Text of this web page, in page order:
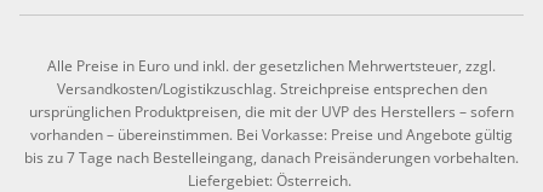
Alle Preise in Euro und inkl. der gesetzlichen Mehrwertsteuer, zzgl.
Versandkosten/Logistikzuschlag. Streichpreise entsprechen den
ursprünglichen Produktpreisen, die mit der UVP des Herstellers – sofern
vorhanden – übereinstimmen. Bei Vorkasse: Preise und Angebote gültig
bis zu 7 Tage nach Bestelleingang, danach Preisänderungen vorbehalten.
Liefergebiet: Österreich.